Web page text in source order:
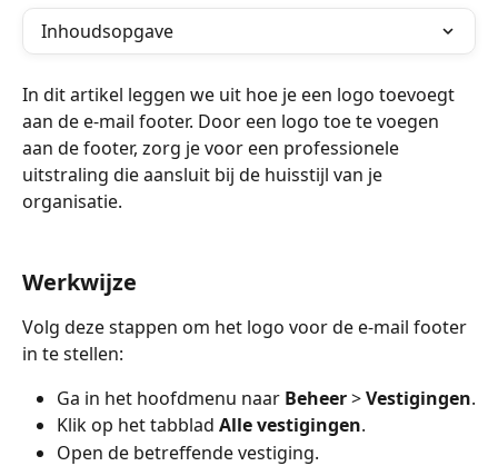
Inhoudsopgave
In dit artikel leggen we uit hoe je een logo toevoegt
aan de e-mail footer. Door een logo toe te voegen
aan de footer, zorg je voor een professionele
uitstraling die aansluit bij de huisstijl van je
organisatie.
Werkwijze
Volg deze stappen om het logo voor de e-mail footer
in te stellen:
Ga in het hoofdmenu naar Beheer > Vestigingen.
Klik op het tabblad Alle vestigingen.
Open de betreffende vestiging.